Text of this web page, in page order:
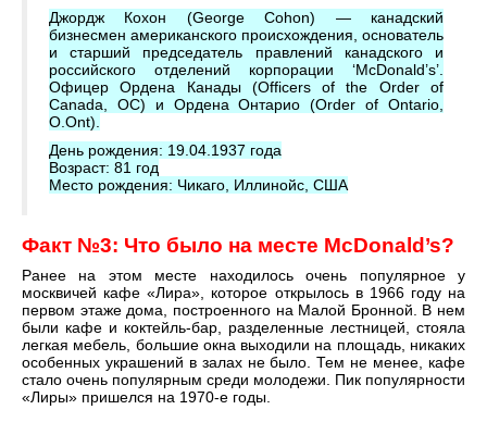
Джордж Кохон (George Cohon) — канадский
бизнесмен американского происхождения, основатель
и старший председатель правлений канадского и
российского отделений корпорации ‘McDonald’s’.
Офицер Ордена Канады (Officers of the Order of
Canada, OC) и Ордена Онтарио (Order of Ontario,
O.Ont).
День рождения: 19.04.1937 года
Возраст: 81 год
Место рождения: Чикаго, Иллинойс, США
Факт №3: Что было на месте McDonald’s?
Ранее на этом месте находилось очень популярное у
москвичей кафе «Лира», которое открылось в 1966 году на
первом этаже дома, построенного на Малой Бронной. В нем
были кафе и коктейль-бар, разделенные лестницей, стояла
легкая мебель, большие окна выходили на площадь, никаких
особенных украшений в залах не было. Тем не менее, кафе
стало очень популярным среди молодежи. Пик популярности
«Лиры» пришелся на 1970-е годы.